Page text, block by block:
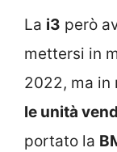
La i3 però
mettersi in
2022, ma in
le unità
portato la